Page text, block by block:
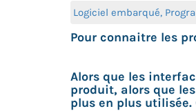
Logiciel embarqué,
Pour connaitre les
Alors que les
produit, alors que
plus en plus utilisée.